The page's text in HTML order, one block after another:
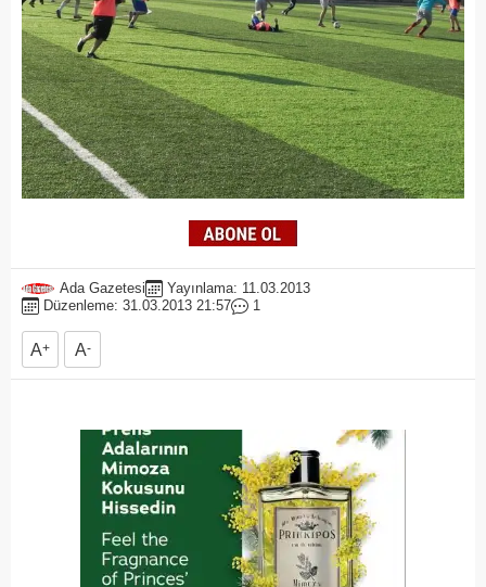
Ada Gazetesi
Yayınlama: 11.03.2013
Düzenleme: 31.03.2013 21:57
1
A+ A-